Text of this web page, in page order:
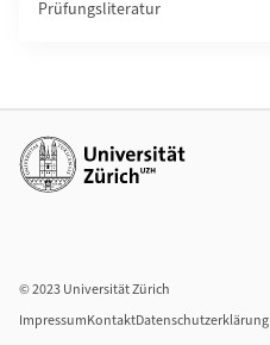
Prüfungsliteratur
Weiterführende Links
© 2023 Universität Zürich
ImpressumKontaktDatenschutzerklärung